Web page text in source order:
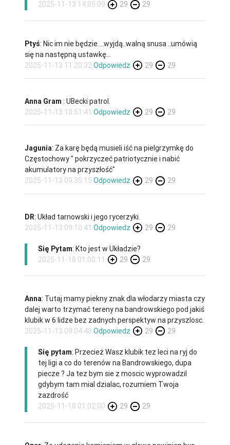
2025-11-13 14:05:09 29 29
Ptyś: Nic im nie będzie....wyjdą..walną snusa ..umówią
się na następną ustawkę...
2025-11-13 11:20:32Odpowiedz 29 29
Anna Gram: UBecki patrol.
2025-11-13 10:51:41 Odpowiedz 29 29
Jagunia: Za karę będą musieli iść na pielgrzymkę do
Częstochowy " pokrzyczeć patriotycznie i nabić
akumulatory na przyszłość"
2025-11-13 09:35:15 Odpowiedz 29 29
DR: Układ tarnowski i jego rycerzyki.
2025-11-13 09:10:41 Odpowiedz 29 29
Się Pytam: Kto jest w Układzie?
2025-11-18 01:00:11
29 29
Anna: Tutaj mamy piekny znak dla włodarzy miasta czy
dalej warto trzymać tereny na bandrowskiego pod jakiś
klubik w 6 lidze bez zadnych perspektyw na przyszlosc.
2025-11-13 09:04:48 Odpowiedz 29 29
Się pytam: Przecież Wasz klubik tez leci na ryj do
tej ligi a co do terenów na Bandrowskiego, dupa
piecze ? Ja tez bym sie z moscic wyprowadzil
gdybym tam mial dzialac, rozumiem Twoja
zazdrość
2025-11-18 01:02:00
29 29